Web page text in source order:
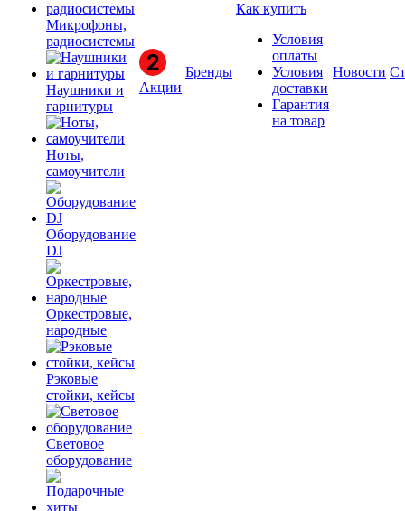
Микрофоны,
радиосистемы
Наушники и
гарнитуры
Ноты,
самоучители
Оборудование
DJ
Оркестровые,
народные
Рэковые
стойки, кейсы
Световое
оборудование
Акции
Бренды
Как купить
Условия
оплаты
Условия
доставки
Гарантия
на товар
Новости